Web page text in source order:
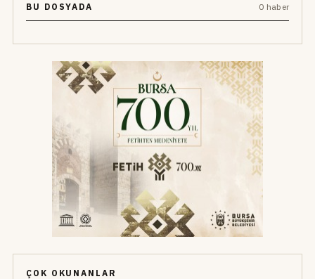
BU DOSYADA 0 haber
ÇOK OKUNANLAR